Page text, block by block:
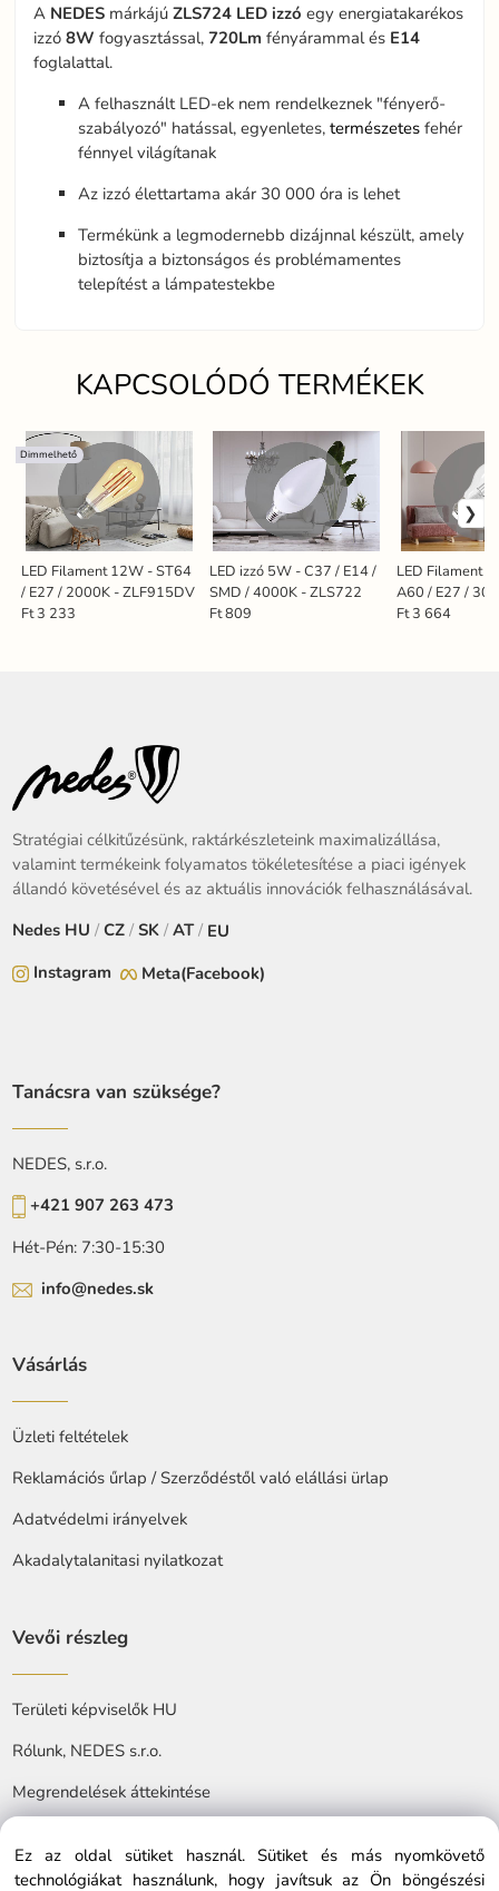
A NEDES márkájúZLS724 LED izzó egy energiatakarékos
izzó8W fogyasztással,720Lm fényárammal és E14
foglalattal.
A felhasznált LED-ek nem rendelkeznek "fényerő-
szabályozó" hatással, egyenletes,természetesfehér
fénnyel világítanak
Az izzó élettartama akár 30 000 óra is lehet
Termékünk a legmodernebb dizájnnal készült, amely
biztosítja a biztonságos és problémamentes
telepítést a lámpatestekbe
KAPCSOLÓDÓ TERMÉKEK
LED Filament 12W - ST64
/ E27 / 2000K - ZLF915DV
Dimmelhető
Ft 3 233
LED izzó 5W - C37 / E14 /
SMD / 4000K - ZLS722
Ft 809
LED Filament
A60 / E27 /
ZWF102
Ft 3 664
Stratégiai célkitűzésünk, raktárkészleteink maximalizállása,
valamint termékeink folyamatos tökéletesítése a piaci igények
állandó követésével és az aktuális innovációk felhasználásával.
Nedes HU /CZ /SK / AT/ EU
Instagram
Meta(Facebook)
Tanácsra van szüksége?
NEDES, s.r.o.
+421 907 263 473
Hét-Pén: 7:30-15:30
info@nedes.sk
Vásárlás
Üzleti feltételek
Reklamációs űrlap / Szerződéstől való elállási ürlap
Adatvédelmi irányelvek
Akadalytalanitasi nyilatkozat
Vevői részleg
Területi képviselők HU
Rólunk, NEDES s.r.o.
Megrendelések áttekintése
Ez az oldal sütiket használ. Sütiket és más nyomkövető
technológiákat használunk, hogy javítsuk az Ön böngészési